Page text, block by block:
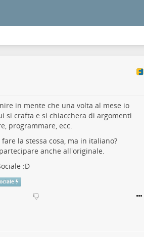
in mente che una volta al mese io
si crafta e si chiacchera di argomenti
programmare, ecc.
la stessa cosa, ma in italiano?
anche all'originale.
:D